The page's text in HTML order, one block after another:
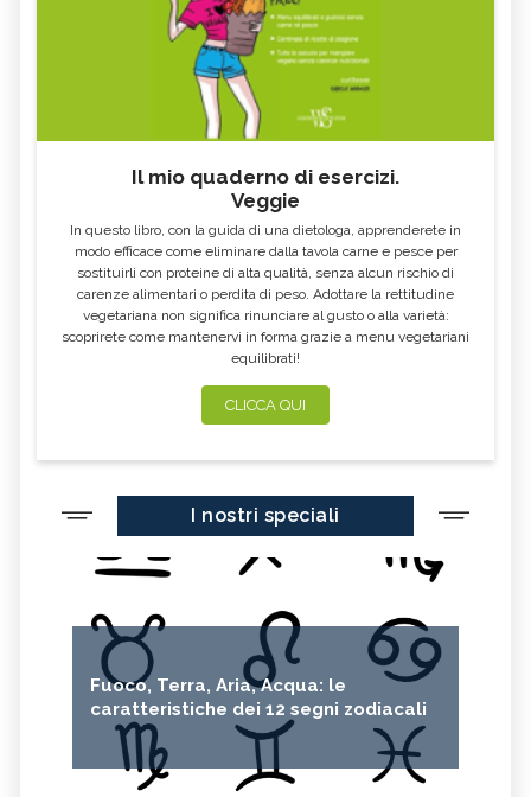
Il mio quaderno di esercizi.
Veggie
In questo libro, con la guida di una dietologa, apprenderete in
modo efficace come eliminare dalla tavola carne e pesce per
sostituirli con proteine di alta qualità, senza alcun rischio di
carenze alimentari o perdita di peso. Adottare la rettitudine
vegetariana non significa rinunciare al gusto o alla varietà:
scoprirete come mantenervi in forma grazie a menu vegetariani
equilibrati!
CLICCA QUI
I nostri speciali
Fuoco, Terra, Aria, Acqua: le
caratteristiche dei 12 segni zodiacali